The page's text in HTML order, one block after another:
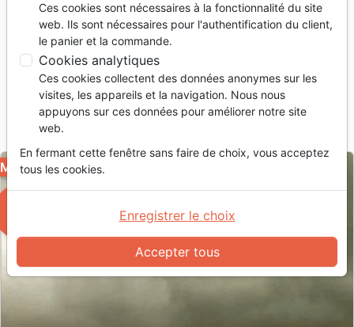
Accueil Musique
Pop, Rock
Ciel m'appelle [MP3] (Le)
Le ciel m'appelle [MP3]
Artiste :Pascal Grosjean
RéférenceLLBCH1795-MP3 EAN9990010385185
Editeur Ligue pour la Lecture de la Bible Suisse
MP3
Ces cookies sont nécessaires à la fonctionnalité du site
web. Ils sont nécessaires pour l'authentification du client,
le panier et la commande.
Cookies analytiques
Ces cookies collectent des données anonymes sur les
visites, les appareils et la navigation. Nous nous
appuyons sur ces données pour améliorer notre site
web.
En fermant cette fenêtre sans faire de choix, vous acceptez
tous les cookies.
Accepter tous
Enregistrer le choix